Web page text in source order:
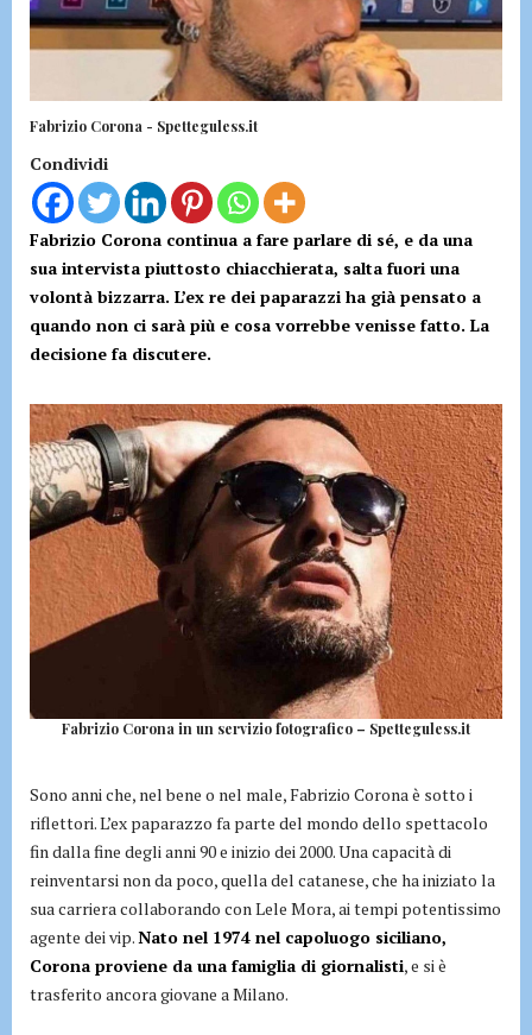
Fabrizio Corona - Spetteguless.it
Condividi
Fabrizio Corona continua a fare parlare di sé, e da una
sua intervista piuttosto chiacchierata, salta fuori una
volontà bizzarra. L’ex re dei paparazzi ha già pensato a
quando non ci sarà più e cosa vorrebbe venisse fatto. La
decisione fa discutere.
Fabrizio Corona in un servizio fotografico – Spetteguless.it
Sono anni che, nel bene o nel male, Fabrizio Corona è sotto i
riflettori. L’ex paparazzo fa parte del mondo dello spettacolo
fin dalla fine degli anni 90 e inizio dei 2000. Una capacità di
reinventarsi non da poco, quella del catanese, che ha iniziato la
sua carriera collaborando con Lele Mora, ai tempi potentissimo
agente dei vip.Nato nel 1974 nel capoluogo siciliano,
Corona proviene da una famiglia di giornalisti, e si è
trasferito ancora giovane a Milano.